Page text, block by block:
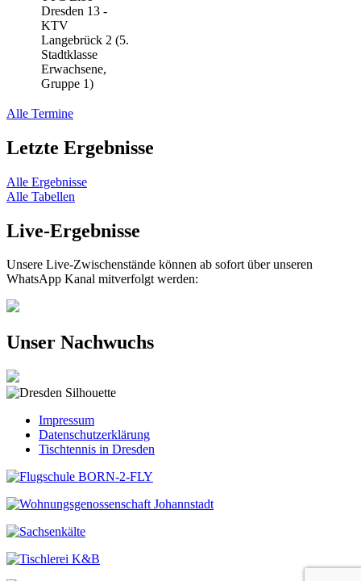
Dresden 13 -
KTV
Langebrück 2 (5.
Stadtklasse
Erwachsene,
Gruppe 1)
Alle Termine
Letzte Ergebnisse
Alle Ergebnisse
Alle Tabellen
Live-Ergebnisse
Unsere Live-Zwischenstände können ab sofort über unseren
WhatsApp Kanal mitverfolgt werden:
Unser Nachwuchs
Impressum
Datenschutzerklärung
Tischtennis in Dresden